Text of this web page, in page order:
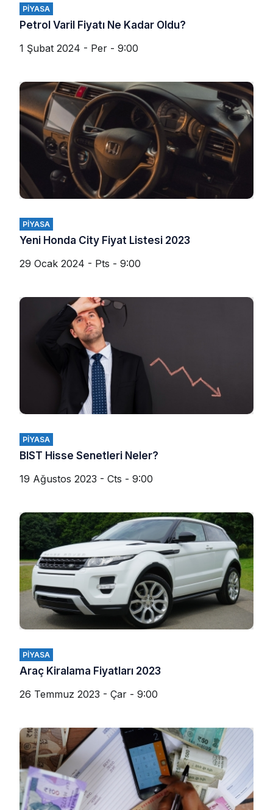
PIYASA
Petrol Varil Fiyatı Ne Kadar Oldu?
1 Şubat 2024 - Per - 9:00
PIYASA
Yeni Honda City Fiyat Listesi 2023
29 Ocak 2024 - Pts - 9:00
PIYASA
BIST Hisse Senetleri Neler?
19 Ağustos 2023 - Cts - 9:00
PIYASA
Araç Kiralama Fiyatları 2023
26 Temmuz 2023 - Çar - 9:00